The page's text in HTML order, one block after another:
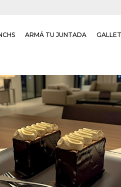
ARMÁ TU JUNTADA